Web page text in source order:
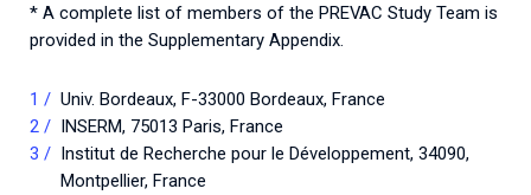
* A complete list of members of the PREVAC Study Team is
provided in the Supplementary Appendix.
Univ. Bordeaux, F-33000 Bordeaux, France
INSERM, 75013 Paris, France
Institut de Recherche pour le Développement, 34090,
Montpellier, France